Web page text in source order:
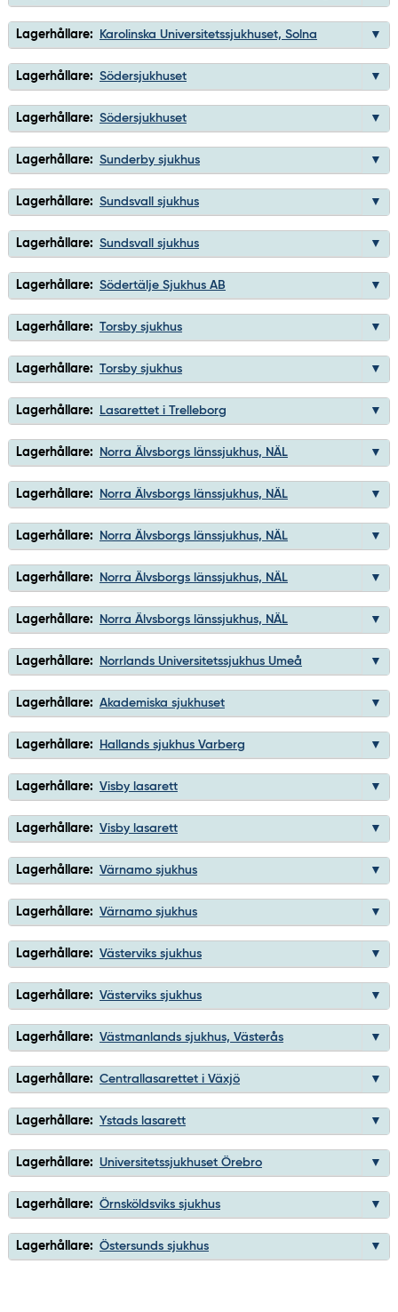
Lagerhållare: Karolinska Universitetssjukhuset, Solna
Lagerhållare: Södersjukhuset
Lagerhållare: Södersjukhuset
Lagerhållare: Sunderby sjukhus
Lagerhållare: Sundsvall sjukhus
Lagerhållare: Sundsvall sjukhus
Lagerhållare: Södertälje Sjukhus AB
Lagerhållare: Torsby sjukhus
Lagerhållare: Torsby sjukhus
Lagerhållare: Lasarettet i Trelleborg
Lagerhållare: Norra Älvsborgs länssjukhus, NÄL
Lagerhållare: Norra Älvsborgs länssjukhus, NÄL
Lagerhållare: Norra Älvsborgs länssjukhus, NÄL
Lagerhållare: Norra Älvsborgs länssjukhus, NÄL
Lagerhållare: Norra Älvsborgs länssjukhus, NÄL
Lagerhållare: Norrlands Universitetssjukhus Umeå
Lagerhållare: Akademiska sjukhuset
Lagerhållare: Hallands sjukhus Varberg
Lagerhållare: Visby lasarett
Lagerhållare: Visby lasarett
Lagerhållare: Värnamo sjukhus
Lagerhållare: Värnamo sjukhus
Lagerhållare: Västerviks sjukhus
Lagerhållare: Västerviks sjukhus
Lagerhållare: Västmanlands sjukhus, Västerås
Lagerhållare: Centrallasarettet i Växjö
Lagerhållare: Ystads lasarett
Lagerhållare: Universitetssjukhuset Örebro
Lagerhållare: Örnsköldsviks sjukhus
Lagerhållare: Östersunds sjukhus